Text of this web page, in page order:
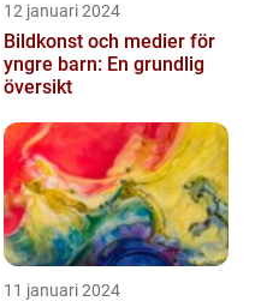
12 januari 2024
Bildkonst och medier för
yngre barn: En grundlig
översikt
11 januari 2024